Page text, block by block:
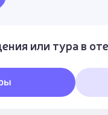
или тура в